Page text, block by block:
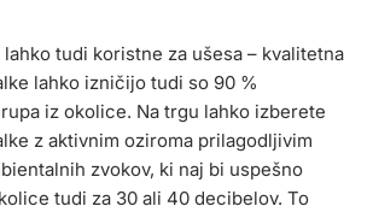
lahko tudi koristne za ušesa – kvalitetna
lahko izničijo tudi so 90 %
iz okolice. Na trgu lahko izberete
z aktivnim oziroma prilagodljivim
zvokov, ki naj bi uspešno
tudi za 30 ali 40 decibelov. To